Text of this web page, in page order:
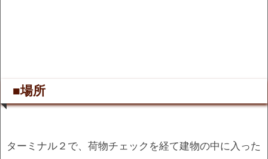
■場所
ターミナル２で、荷物チェックを経て建物の中に入った